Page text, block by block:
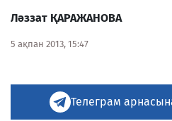
Ләззат ҚАРАЖАНОВА
5 ақпан 2013, 15:47
Телеграм